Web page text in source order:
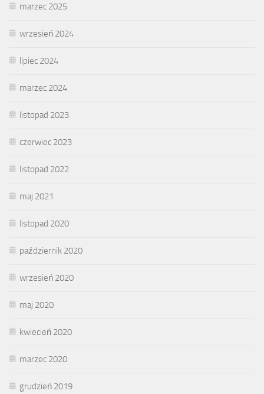
marzec 2025
wrzesień 2024
lipiec 2024
marzec 2024
listopad 2023
czerwiec 2023
listopad 2022
maj 2021
listopad 2020
październik 2020
wrzesień 2020
maj 2020
kwiecień 2020
marzec 2020
grudzień 2019